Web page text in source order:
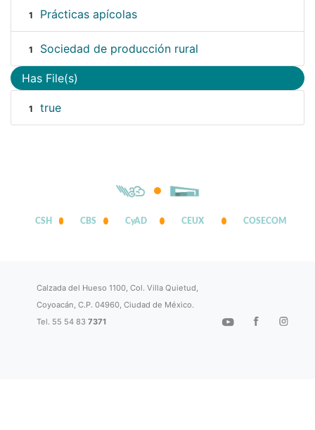
1 Prácticas apícolas
1 Sociedad de producción rural
Has File(s)
1 true
CSH CBS CyAD CEUX COSECOM
Calzada del Hueso 1100, Col. Villa Quietud,
Coyoacán, C.P. 04960, Ciudad de México.
Tel. 55 54 837371